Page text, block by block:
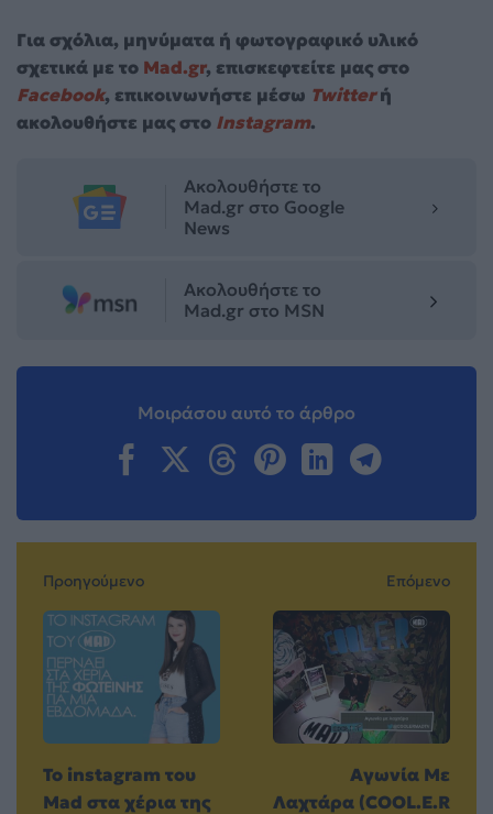
Για σχόλια, μηνύματα ή φωτογραφικό υλικό
σχετικά με το Mad.gr, επισκεφτείτε μας στο
Facebook, επικοινωνήστε μέσω Twitterή
ακολουθήστε μας στο Instagram.
Ακολουθήστε το
Mad.gr στο Google
News
Ακολουθήστε το
Mad.gr στο MSN
Μοιράσου αυτό το άρθρο
Προηγούμενο
To instagram του
Mad στα χέρια της
Επόμενο
Αγωνία Με
Λαχτάρα (COOL.E.R